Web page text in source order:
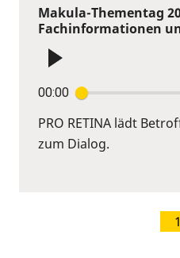
Makula-Thementag
Fachinformationen
00:00
PRO RETINA lädt
zum Dialog.
1